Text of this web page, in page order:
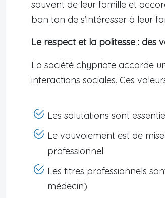
souvent de leur famille et
bon ton de s’intéresser à leur
Le respect et la politesse : des
La société chypriote accorde
interactions sociales. Ces
Les salutations sont
Le vouvoiement est de
professionnel
Les titres professionnels
médecin)